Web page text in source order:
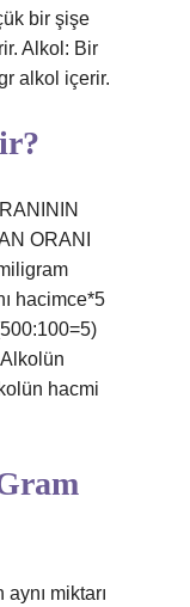
bir şişe
Alkol: Bir
alkol içerir.
ORANI
hacimce*5
hacmi
miktarı